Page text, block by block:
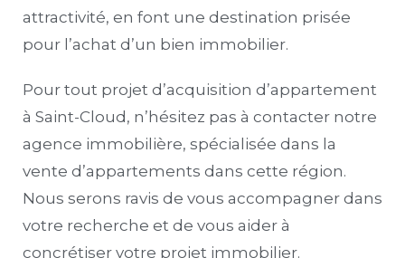
attractivité, en font une destination prisée
pour l’achat d’un bien immobilier.
Pour tout projet d’acquisition d’appartement
à Saint-Cloud, n’hésitez pas à contacter notre
agence immobilière, spécialisée dans la
vente d’appartements dans cette région.
Nous serons ravis de vous accompagner dans
votre recherche et de vous aider à
concrétiser votre projet immobilier.